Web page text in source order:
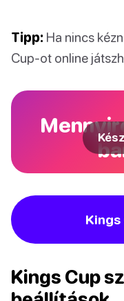
Tipp: Ha nincs
Cup-ot online
Kings
Kings Cup